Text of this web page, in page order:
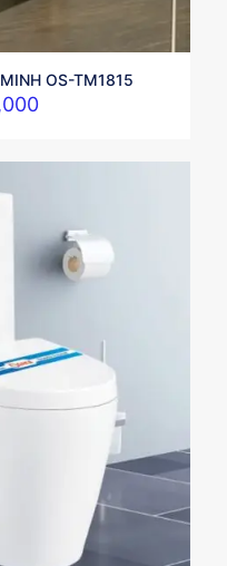
OS-TM1815